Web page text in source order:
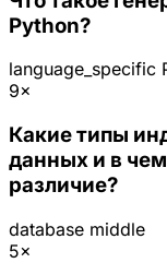
Python?
language_specific
9×
Какие типы
данных и в
различие?
database middle
5×